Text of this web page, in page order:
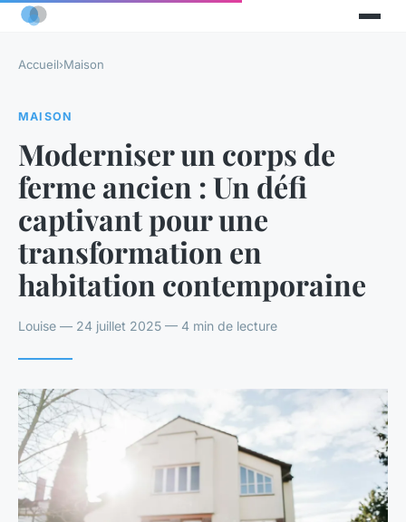
Accueil›Maison
MAISON
Moderniser un corps de
ferme ancien : Un défi
captivant pour une
transformation en
habitation contemporaine
Louise — 24 juillet 2025 — 4 min de lecture